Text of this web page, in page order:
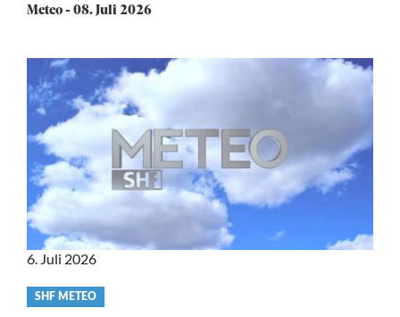
Meteo - 08. Juli 2026
Video
category
SHF METEO
6. Juli 2026